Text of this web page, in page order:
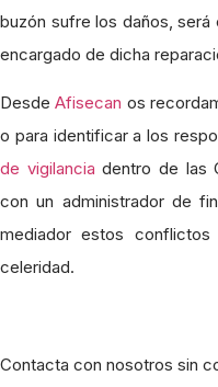
buzón sufre los daños, será
encargado de dicha
DesdeAfisecan os
o para identificar a los
de vigilancia dentro de las
con un administrador de
mediador estos
celeridad.
Contacta con nosotros sin